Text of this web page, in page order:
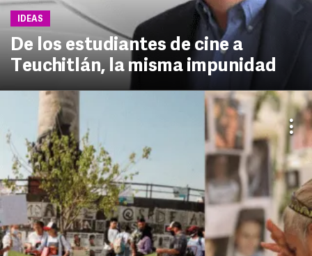
IDEAS
De los estudiantes de cine a
Teuchitlán, la misma impunidad